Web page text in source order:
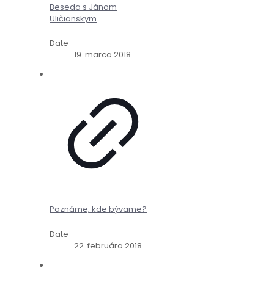
Beseda s Jánom
Uličianskym
Date
19. marca 2018
Poznáme, kde bývame?
Date
22. februára 2018